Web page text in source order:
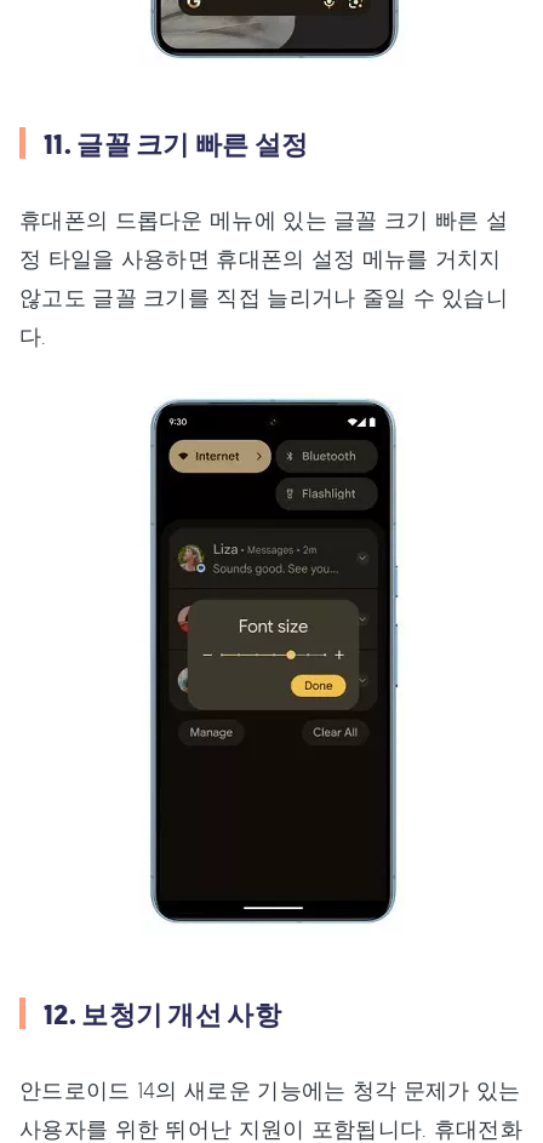
11. 글꼴 크기 빠른 설정
휴대폰의 드롭다운 메뉴에 있는 글꼴 크기 빠른 설
정 타일을 사용하면 휴대폰의 설정 메뉴를 거치지
않고도 글꼴 크기를 직접 늘리거나 줄일 수 있습니
다.
12. 보청기 개선 사항
안드로이드 14의 새로운 기능에는 청각 문제가 있는
사용자를 위한 뛰어난 지원이 포함됩니다. 휴대전화